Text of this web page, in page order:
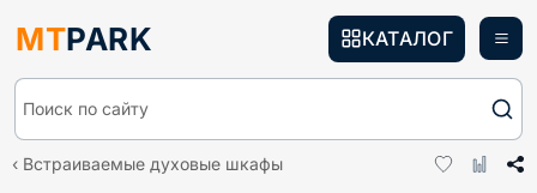
MTPARK
Поиск по сайту
КАТАЛОГ
Встраиваемые духовые шкафы